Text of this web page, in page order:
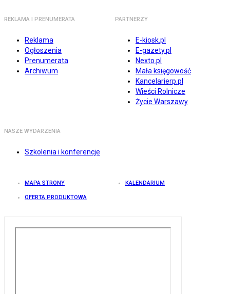
REKLAMA I PRENUMERATA
Reklama
Ogłoszenia
Prenumerata
Archiwum
PARTNERZY
E-kiosk.pl
E-gazety.pl
Nexto.pl
Mała księgowość
Kancelarierp.pl
Wieści Rolnicze
Życie Warszawy
NASZE WYDARZENIA
Szkolenia i konferencje
MAPA STRONY KALENDARIUM
OFERTA PRODUKTOWA